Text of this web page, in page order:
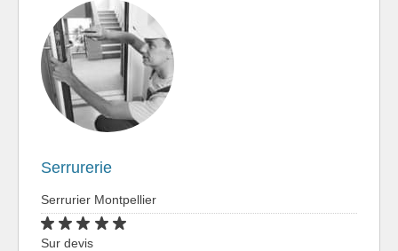
Serrurerie
Serrurier Montpellier
Sur devis